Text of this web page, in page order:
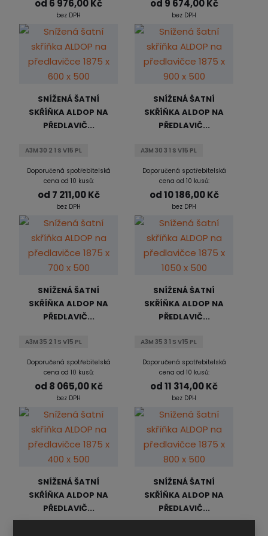
od 6 976,00 Kč
bez DPH
od 9 674,00 Kč
bez DPH
SNÍŽENÁ ŠATNÍ
SKŘÍŇKA ALDOP NA
PŘEDLAVIČ...
A3M 30 2 1 S V15 PL
Doporučená spotřebitelská
cena od 10 kusů:
od 7 211,00 Kč
bez DPH
SNÍŽENÁ ŠATNÍ
SKŘÍŇKA ALDOP NA
PŘEDLAVIČ...
A3M 30 3 1 S V15 PL
Doporučená spotřebitelská
cena od 10 kusů:
od10 186,00 Kč
bez DPH
SNÍŽENÁ ŠATNÍ
SKŘÍŇKA ALDOP NA
PŘEDLAVIČ...
A3M 35 2 1 S V15 PL
Doporučená spotřebitelská
cena od 10 kusů:
od 8 065,00 Kč
bez DPH
SNÍŽENÁ ŠATNÍ
SKŘÍŇKA ALDOP NA
PŘEDLAVIČ...
A3M 35 3 1 S V15 PL
Doporučená spotřebitelská
cena od 10 kusů:
od11 314,00 Kč
bez DPH
SNÍŽENÁ ŠATNÍ
SKŘÍŇKA ALDOP NA
PŘEDLAVIČ...
SNÍŽENÁ ŠATNÍ
SKŘÍŇKA ALDOP NA
PŘEDLAVIČ...